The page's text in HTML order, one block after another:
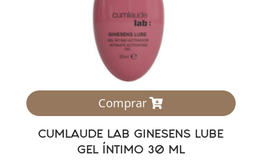
Comprar
CUMLAUDE LAB GINESENS LUBE
GEL ÍNTIMO 30 ML